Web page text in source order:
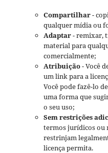
Compartilhar-
qualquer mídia ou
Adaptar- remixar,
material para
comercialmente;
Atribuição- Você
um link para a
Você pode fazê-lo
uma forma que
o seu uso;
Sem restrições
termos jurídicos ou
restrinjam
licença permita.